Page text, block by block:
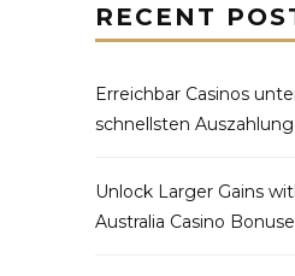
RECENT
Erreichbar Casinos
schnellsten
Unlock Larger Gains
Australia Casino